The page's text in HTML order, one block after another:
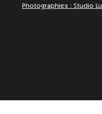
Photographies : Studio